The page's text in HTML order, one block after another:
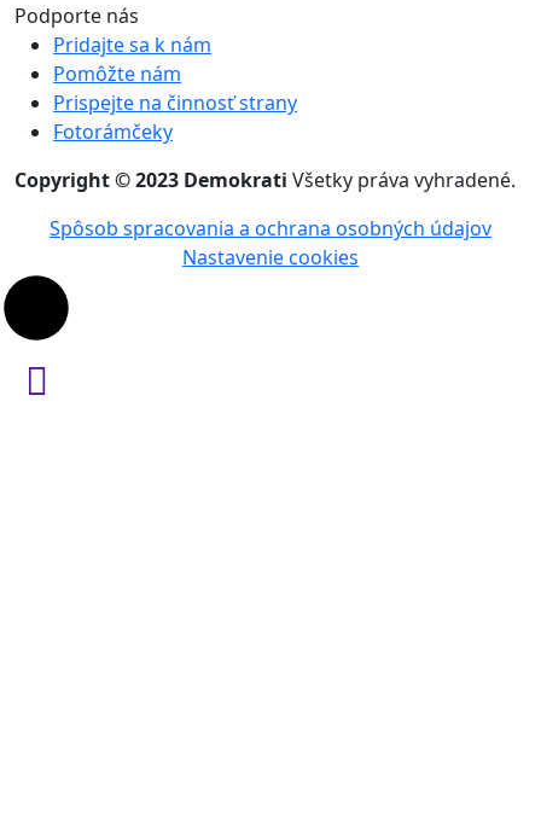
Podporte nás
Pridajte sa k nám
Pomôžte nám
Prispejte na činnosť strany
Fotorámčeky
Copyright © 2023 Demokrati Všetky práva vyhradené.
Spôsob spracovania a ochrana osobných údajov
Nastavenie cookies